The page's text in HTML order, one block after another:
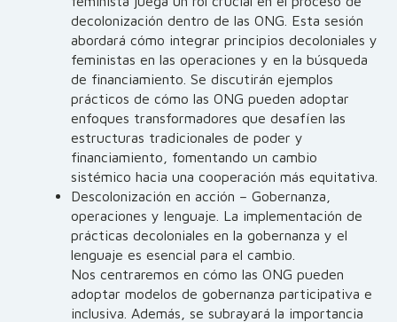
decolonización dentro de las ONG. Esta sesión
abordará cómo integrar principios decoloniales y
feministas en las operaciones y en la búsqueda
de financiamiento. Se discutirán ejemplos
prácticos de cómo las ONG pueden adoptar
enfoques transformadores que desafíen las
estructuras tradicionales de poder y
financiamiento, fomentando un cambio
sistémico hacia una cooperación más equitativa.
Descolonización en acción – Gobernanza,
operaciones y lenguaje. La implementación de
prácticas decoloniales en la gobernanza y el
lenguaje es esencial para el cambio.
Nos centraremos en cómo las ONG pueden
adoptar modelos de gobernanza participativa e
inclusiva. Además, se subrayará la importancia